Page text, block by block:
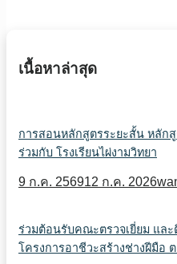
เนื้อหาล่าสุด
การสอนหลักสูตรระยะสั้น หลัก
ร่วมกับ โรงเรียนไผ่งามวิทยา
9 ก.ค. 256912 ก.ค. 2026
ร่วมต้อนรับคณะตรวจเยี่ยม แล
โครงการอาชีวะสร้างช่างฝีมือ